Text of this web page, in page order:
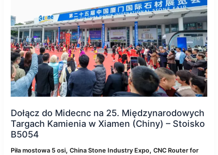
Dołącz do Midecnc na 25. Międzynarodowych
Targach Kamienia w Xiamen (Chiny) – Stoisko
B5054
Piła mostowa 5 osi,China Stone Industry Expo,CNC Router for
25.
Międzynarodowych
Targach
Kamienia
w
Xiamen
(Chiny)
–
B5054